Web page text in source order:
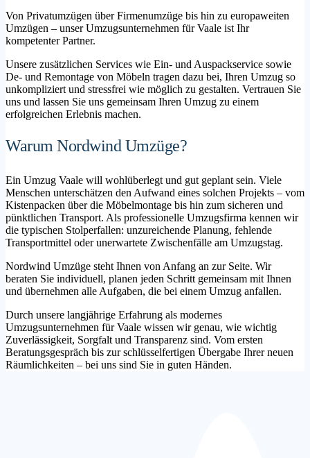
Von Privatumzügen über Firmenumzüge bis hin zu europaweiten
Umzügen – unser Umzugsunternehmen für Vaale ist Ihr
kompetenter Partner.
Unsere zusätzlichen Services wie Ein- und Auspackservice sowie
De- und Remontage von Möbeln tragen dazu bei, Ihren Umzug so
unkompliziert und stressfrei wie möglich zu gestalten. Vertrauen Sie
uns und lassen Sie uns gemeinsam Ihren Umzug zu einem
erfolgreichen Erlebnis machen.
Warum Nordwind Umzüge?
Ein Umzug Vaale will wohlüberlegt und gut geplant sein. Viele
Menschen unterschätzen den Aufwand eines solchen Projekts – vom
Kistenpacken über die Möbelmontage bis hin zum sicheren und
pünktlichen Transport. Als professionelle Umzugsfirma kennen wir
die typischen Stolperfallen: unzureichende Planung, fehlende
Transportmittel oder unerwartete Zwischenfälle am Umzugstag.
Nordwind Umzüge steht Ihnen von Anfang an zur Seite. Wir
beraten Sie individuell, planen jeden Schritt gemeinsam mit Ihnen
und übernehmen alle Aufgaben, die bei einem Umzug anfallen.
Durch unsere langjährige Erfahrung als modernes
Umzugsunternehmen für Vaale wissen wir genau, wie wichtig
Zuverlässigkeit, Sorgfalt und Transparenz sind. Vom ersten
Beratungsgespräch bis zur schlüsselfertigen Übergabe Ihrer neuen
Räumlichkeiten – bei uns sind Sie in guten Händen.